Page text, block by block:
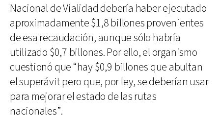
Nacional de Vialidad debería haber ejecutado
aproximadamente $1,8 billones provenientes
de esa recaudación, aunque sólo habría
utilizado $0,7 billones. Por ello, el organismo
cuestionó que “hay $0,9 billones que abultan
el superávit pero que, por ley, se deberían usar
para mejorar el estado de las rutas
nacionales”.